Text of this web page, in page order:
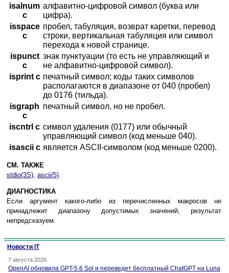
isalnum
c
алфавитно-цифровой символ (буква или
цифра).
isspace
c
пробел, табуляция, возврат каретки, перевод
строки, вертикальная табуляция или символ
перехода к новой странице.
ispunct
c
знак пунктуации (то есть не управляющий и
не алфавитно-цифровой символ).
isprint c печатный символ; коды таких символов
располагаются в диапазоне от 040 (пробел)
до 0176 (тильда).
isgraph
c
печатный символ, но не пробел.
iscntrl c символ удаления (0177) или обычный
управляющий символ (код меньше 040).
isascii c является ASCII-символом (код меньше 0200).
СМ. ТАКЖЕ
stdio(3S), ascii(5).
ДИАГНОСТИКА
Если аргумент какого-либо из перечисленных макросов не
принадлежит диапазону допустимых значений, результат
непредсказуем.
Новости IT
7 августа 2026
OpenAI обновила GPT-5.6 Sol и переведет бесплатный ChatGPT на Luna